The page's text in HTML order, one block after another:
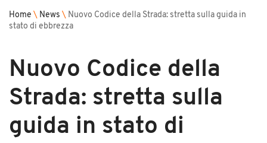
Home \ News \ Nuovo Codice della Strada: stretta sulla guida in
stato di ebbrezza
Nuovo Codice della
Strada: stretta sulla
guida in stato di